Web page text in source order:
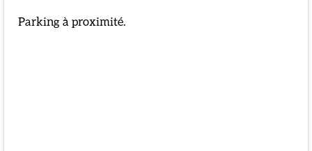
Parking à proximité.